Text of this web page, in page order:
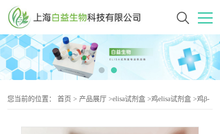
您当前的位置： 首页 > 产品展厅 >elisa试剂盒 >鸡elisa试剂盒 >鸡β-